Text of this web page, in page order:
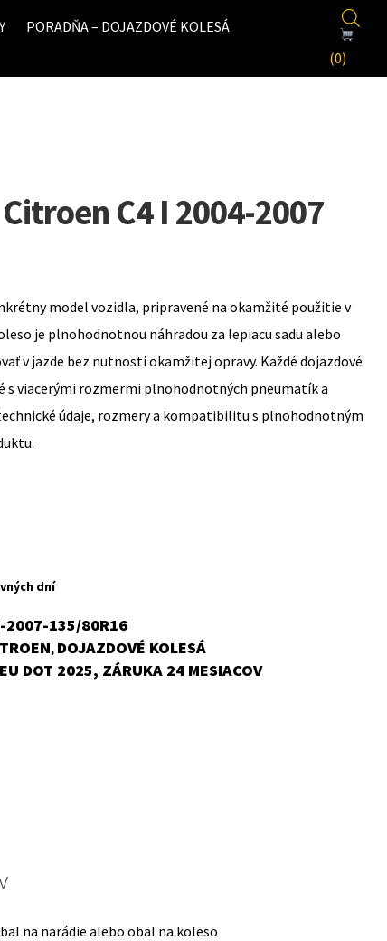
PORADŇA – DOJAZDOVÉ KOLESÁ
(0)
C4 I 2004-2007
model vozidla, pripravené na okamžité použitie v
je plnohodnotnou náhradou za lepiacu sadu alebo
v jazde bez nutnosti okamžitej opravy. Každé dojazdové
s viacerými rozmermi plnohodnotných pneumatík a
údaje, rozmery a kompatibilitu s plnohodnotným
€.
dní
2007-135/80R16
, DOJAZDOVÉ KOLESÁ
DOT 2025, ZÁRUKA 24 MESIACOV
na narádie alebo obal na koleso